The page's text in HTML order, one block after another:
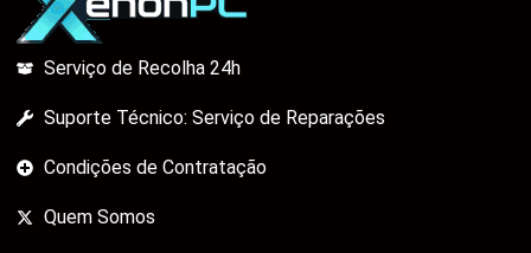
Serviço de Recolha 24h
Suporte Técnico: Serviço de Reparações
Condições de Contratação
Quem Somos